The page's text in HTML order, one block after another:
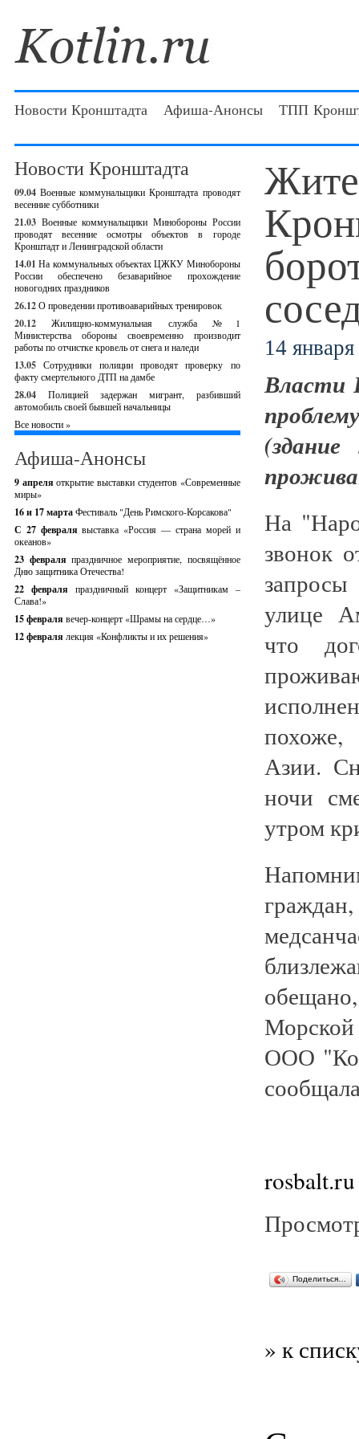
Новости Кронштадта Афиша-Анонсы ТПП
Новости Кронштадта
09.04 Военные коммунальщики Кронштадта проводят
весенние субботники
21.03 Военные коммунальщики Минобороны России
проводят весенние осмотры объектов в городе
Кронштадт и Ленинградской области
14.01 На коммунальных объектах ЦЖКУ Минобороны
России обеспечено безаварийное прохождение
новогодних праздников
26.12О проведении противоаварийных тренировок
20.12
Жилищно-коммунальная служба №1
Министерства обороны своевременно производит
работы по отчистке кровель от снега и наледи
13.05 Сотрудники полиции проводят проверку по
факту смертельного ДТП на дамбе
28.04
Полицией задержан мигрант, разбивший
автомобиль своей бывшей начальницы
Все новости »
Афиша-Анонсы
9 апреляоткрытие выставки студентов «Современные
миры»
16 и 17 мартаФестиваль "День Римского-Корсакова"
С 27 февралявыставка «Россия — страна морей и
океанов»
23 февраляпраздничное мероприятие, посвящённое
Дню защитника Отечества!
22 февраля праздничный концерт «Защитникам –
Слава!»
15 февраля вечер-концерт «Шрамы на сердце…»
12 февраля лекция «Конфликты и их решения»
14
Власти
На
звонок
улице
что
Азии.
ночи
утром
ООО
rosbalt.ru
Поделиться…
» к